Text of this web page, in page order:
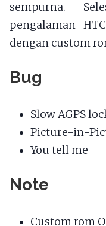
sempurna.
pengalaman
dengan custom
Bug
Slow AGPS
Picture-in-
You tell me
Note
Custom rom